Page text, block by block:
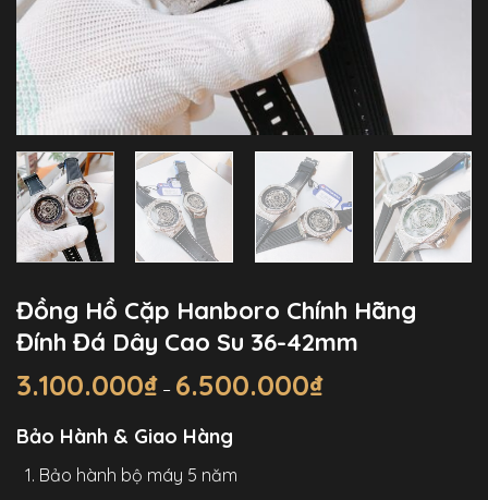
Đồng Hồ Cặp Hanboro Chính Hãng
Đính Đá Dây Cao Su 36-42mm
3.100.000₫ – 6.500.000₫Khoảng
Bảo Hành & Giao Hàng
Bảo hành bộ máy 5 năm